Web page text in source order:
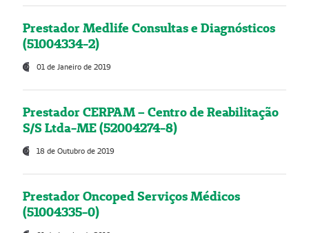
Prestador Medlife Consultas e Diagnósticos
(51004334-2)
01 de Janeiro de 2019
Prestador CERPAM – Centro de Reabilitação
S/S Ltda-ME (52004274-8)
18 de Outubro de 2019
Prestador Oncoped Serviços Médicos
(51004335-0)